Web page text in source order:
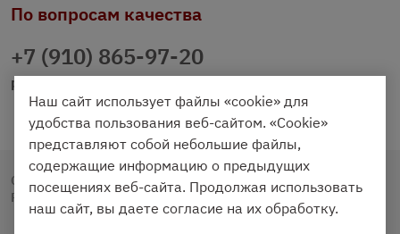
По вопросам качества
+7 (910) 865-97-20
prazdnichniy40@palmi.ru
Copyright © 2020 - 2026. Праздничный Стол.
Разработка и продвижение - Vegas Studio
Наш сайт использует файлы «cookie» для
удобства пользования веб-сайтом. «Cookie»
представляют собой небольшие файлы,
содержащие информацию о предыдущих
посещениях веб-сайта. Продолжая использовать
наш сайт, вы даете согласие на их обработку.